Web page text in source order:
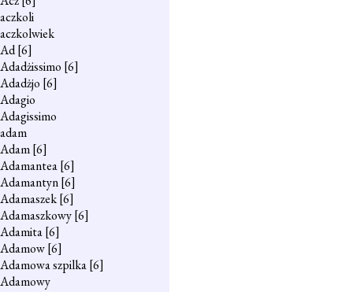
aczkoli
aczkolwiek
Ad[6]
Adadżissimo [6]
Adadżjo [6]
Adagio
Adagissimo
adam
Adam[6]
Adamantea[6]
Adamantyn[6]
Adamaszek[6]
Adamaszkowy[6]
Adamita[6]
Adamow[6]
Adamowa szpilka[6]
Adamowy